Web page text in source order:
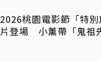
2026桃園電影節「特
片登場 小薰帶「鬼祖